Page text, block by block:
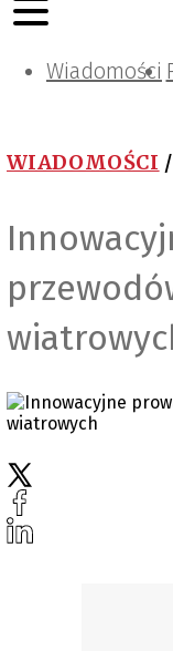
Wiadomości
Zarządzanie
Tematy
WIADOMOŚCI /